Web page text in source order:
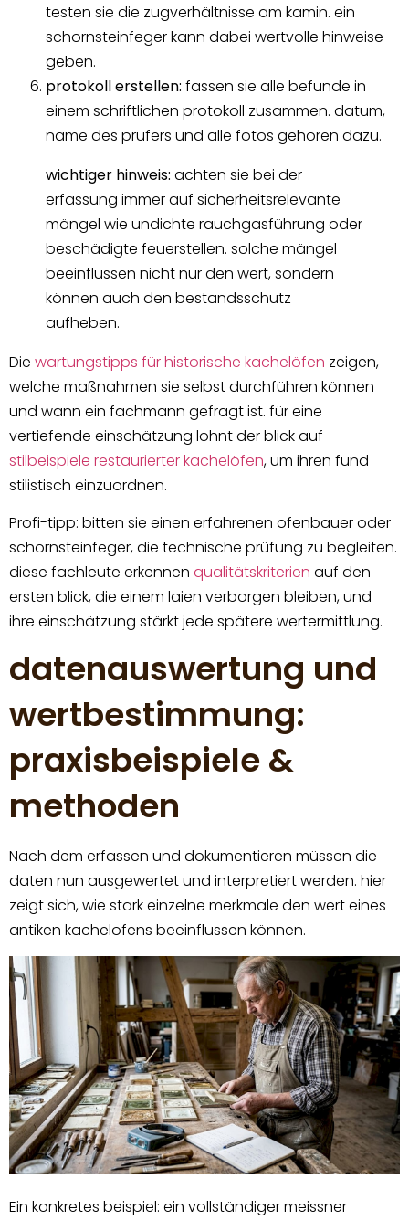
testen sie die zugverhältnisse am kamin. ein
schornsteinfeger kann dabei wertvolle hinweise
geben.
protokoll erstellen: fassen sie alle befunde in
einem schriftlichen protokoll zusammen. datum,
name des prüfers und alle fotos gehören dazu.
wichtiger hinweis: achten sie bei der
erfassung immer auf sicherheitsrelevante
mängel wie undichte rauchgasführung oder
beschädigte feuerstellen. solche mängel
beeinflussen nicht nur den wert, sondern
können auch den bestandsschutz
aufheben.
Die wartungstipps für historische kachelöfen zeigen,
welche maßnahmen sie selbst durchführen können
und wann ein fachmann gefragt ist. für eine
vertiefende einschätzung lohnt der blick auf
stilbeispiele restaurierter kachelöfen, um ihren fund
stilistisch einzuordnen.
Profi-tipp: bitten sie einen erfahrenen ofenbauer oder
schornsteinfeger, die technische prüfung zu begleiten.
diese fachleute erkennen qualitätskriterien auf den
ersten blick, die einem laien verborgen bleiben, und
ihre einschätzung stärkt jede spätere wertermittlung.
datenauswertung und
wertbestimmung:
praxisbeispiele &
methoden
Nach dem erfassen und dokumentieren müssen die
daten nun ausgewertet und interpretiert werden. hier
zeigt sich, wie stark einzelne merkmale den wert eines
antiken kachelofens beeinflussen können.
Ein konkretes beispiel: ein vollständiger meissner